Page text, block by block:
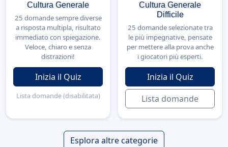
Cultura Generale
25 domande sempre diverse
a risposta multipla, risultato
immediato con spiegazione.
Veloce, chiaro e senza
distrazioni!
Inizia il Quiz
Lista domande (disabilitata)
Cultura Generale
Difficile
25 domande selezionate tra
le più impegnative, pensate
per mettere alla prova anche
i giocatori più esperti.
Inizia il Quiz
Lista domande
Esplora altre categorie